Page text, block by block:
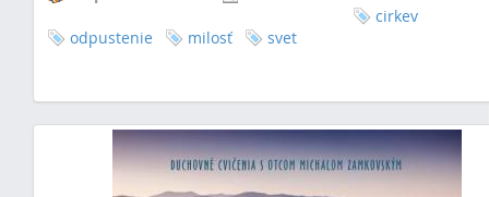
cirkev
odpustenie
milosť svet